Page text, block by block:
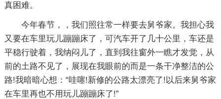
真困难。
今年春节，，我们照往常一样要去舅爷家。我担心我
又要在车里玩儿蹦蹦床了，可汽车开了几十公里，车还是
平稳行驶着，我纳闷儿了，直到我往窗外一瞧才发觉，从
前的土路不见了，展现在我眼前的而是一条干净整洁的公
路!我暗暗心想：“哇噻!新修的公路太漂亮了!以后来舅爷家
在车里再也不用玩儿蹦蹦床了!”